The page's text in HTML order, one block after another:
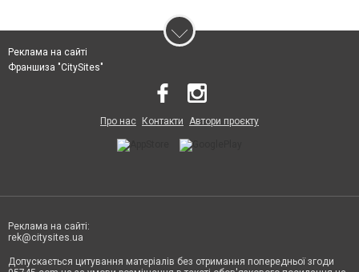
Реклама на сайті
Франшиза "CitySites"
Про нас Контакти Автори проєкту
Реклама на сайті:
rek@citysites.ua
Допускається цитування матеріалів без отримання попередньої згоди